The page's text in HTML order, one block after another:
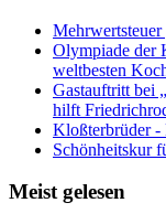
Mehrwertsteuer
Olympiade der
weltbesten
Gastauftritt bei
hilft
Kloßterbrüder -
Schönheitskur
Meist gelesen